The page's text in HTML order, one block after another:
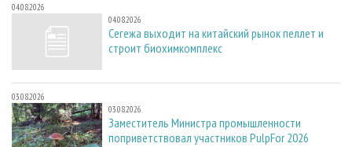
04.08.2026
04.08.2026
Сегежа выходит на китайский рынок пеллет и
строит биохимкомплекс
03.08.2026
03.08.2026
Заместитель Министра промышленности
поприветствовал участников PulpFor 2026